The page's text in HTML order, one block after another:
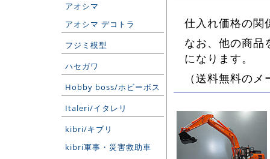
アオシマ
アオシマ デコトラ
フジミ模型
ハセガワ
Hobby boss/ホビーボス
Italeri/イタレリ
kibri/キブリ
kibri軍事・災害救助車
仕入れ価格の関
なお、他の商品
になります。
（送料無料の